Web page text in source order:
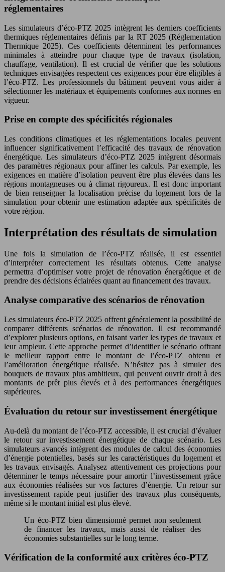
réglementaires
Les simulateurs d’éco-PTZ 2025 intègrent les derniers coefficients
thermiques réglementaires définis par la RT 2025 (Réglementation
Thermique 2025). Ces coefficients déterminent les performances
minimales à atteindre pour chaque type de travaux (isolation,
chauffage, ventilation). Il est crucial de vérifier que les solutions
techniques envisagées respectent ces exigences pour être éligibles à
l’éco-PTZ. Les professionnels du bâtiment peuvent vous aider à
sélectionner les matériaux et équipements conformes aux normes en
vigueur.
Prise en compte des spécificités régionales
Les conditions climatiques et les réglementations locales peuvent
influencer significativement l’efficacité des travaux de rénovation
énergétique. Les simulateurs d’éco-PTZ 2025 intègrent désormais
des paramètres régionaux pour affiner les calculs. Par exemple, les
exigences en matière d’isolation peuvent être plus élevées dans les
régions montagneuses ou à climat rigoureux. Il est donc important
de bien renseigner la localisation précise du logement lors de la
simulation pour obtenir une estimation adaptée aux spécificités de
votre région.
Interprétation des résultats de simulation
Une fois la simulation de l’éco-PTZ réalisée, il est essentiel
d’interpréter correctement les résultats obtenus. Cette analyse
permettra d’optimiser votre projet de rénovation énergétique et de
prendre des décisions éclairées quant au financement des travaux.
Analyse comparative des scénarios de rénovation
Les simulateurs éco-PTZ 2025 offrent généralement la possibilité de
comparer différents scénarios de rénovation. Il est recommandé
d’explorer plusieurs options, en faisant varier les types de travaux et
leur ampleur. Cette approche permet d’identifier le scénario offrant
le meilleur rapport entre le montant de l’éco-PTZ obtenu et
l’amélioration énergétique réalisée. N’hésitez pas à simuler des
bouquets de travaux plus ambitieux, qui peuvent ouvrir droit à des
montants de prêt plus élevés et à des performances énergétiques
supérieures.
Évaluation du retour sur investissement énergétique
Au-delà du montant de l’éco-PTZ accessible, il est crucial d’évaluer
le retour sur investissement énergétique de chaque scénario. Les
simulateurs avancés intègrent des modules de calcul des économies
d’énergie potentielles, basés sur les caractéristiques du logement et
les travaux envisagés. Analysez attentivement ces projections pour
déterminer le temps nécessaire pour amortir l’investissement grâce
aux économies réalisées sur vos factures d’énergie. Un retour sur
investissement rapide peut justifier des travaux plus conséquents,
même si le montant initial est plus élevé.
Un éco-PTZ bien dimensionné permet non seulement
de financer les travaux, mais aussi de réaliser des
économies substantielles sur le long terme.
Vérification de la conformité aux critères éco-PTZ